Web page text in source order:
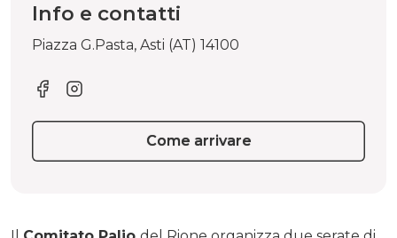
Info e contatti
Piazza G.Pasta, Asti (AT) 14100
Come arrivare